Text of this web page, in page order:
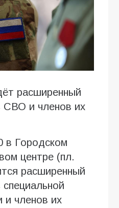
расширенный
СВО и членов их
в Городском
центре (пл.
расширенный
специальной
и членов их